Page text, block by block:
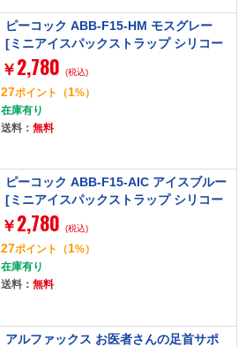
ピーコック ABB-F15-HM モスグレー
[ミニアイスパックストラップ シリコー
ン氷のうタイプ]
￥ 2,780 (税込)
27ポイント （1%）
在庫有り
送料： 無料
ピーコック ABB-F15-AIC アイスブルー
[ミニアイスパックストラップ シリコー
ン氷のうタイプ]
￥ 2,780 (税込)
27ポイント （1%）
在庫有り
送料： 無料
アルファックス お医者さんの足首サポ